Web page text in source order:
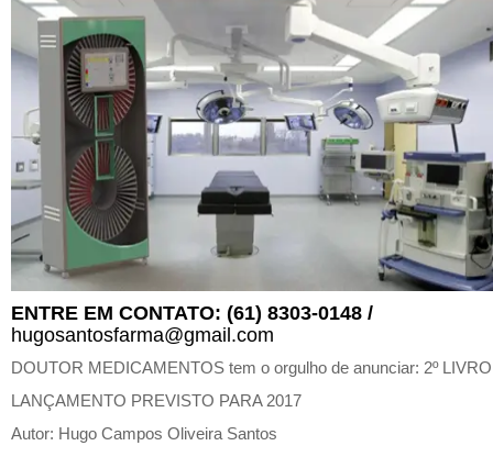
ENTRE EM CONTATO: (61) 8303-0148 /
hugosantosfarma@gmail.com
DOUTOR MEDICAMENTOS tem o orgulho de anunciar: 2º LIVRO
LANÇAMENTO PREVISTO PARA 2017
Autor: Hugo Campos Oliveira Santos